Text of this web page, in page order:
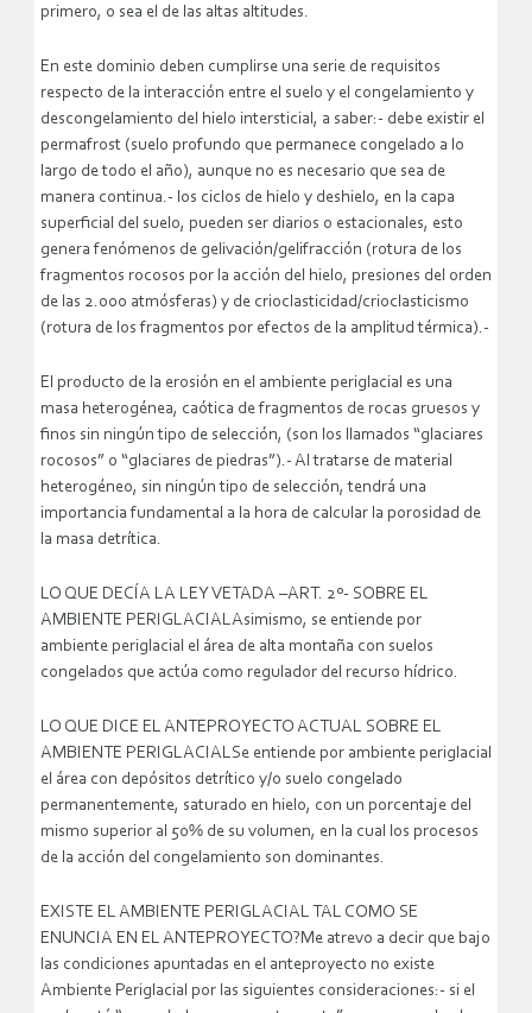
primero, o sea el de las altas altitudes.
En este dominio deben cumplirse una serie de requisitos
respecto de la interacción entre el suelo y el congelamiento y
descongelamiento del hielo intersticial, a saber:- debe existir el
permafrost (suelo profundo que permanece congelado a lo
largo de todo el año), aunque no es necesario que sea de
manera continua.- los ciclos de hielo y deshielo, en la capa
superficial del suelo, pueden ser diarios o estacionales, esto
genera fenómenos de gelivación/gelifracción (rotura de los
fragmentos rocosos por la acción del hielo, presiones del orden
de las 2.000 atmósferas) y de crioclasticidad/crioclasticismo
(rotura de los fragmentos por efectos de la amplitud térmica).-
El producto de la erosión en el ambiente periglacial es una
masa heterogénea, caótica de fragmentos de rocas gruesos y
finos sin ningún tipo de selección, (son los llamados “glaciares
rocosos” o “glaciares de piedras”).- Al tratarse de material
heterogéneo, sin ningún tipo de selección, tendrá una
importancia fundamental a la hora de calcular la porosidad de
la masa detrítica.
LO QUE DECÍA LA LEY VETADA –ART. 2º- SOBRE EL
AMBIENTE PERIGLACIALAsimismo, se entiende por
ambiente periglacial el área de alta montaña con suelos
congelados que actúa como regulador del recurso hídrico.
LO QUE DICE EL ANTEPROYECTO ACTUAL SOBRE EL
AMBIENTE PERIGLACIALSe entiende por ambiente periglacial
el área con depósitos detrítico y/o suelo congelado
permanentemente, saturado en hielo, con un porcentaje del
mismo superior al 50% de su volumen, en la cual los procesos
de la acción del congelamiento son dominantes.
EXISTE EL AMBIENTE PERIGLACIAL TAL COMO SE
ENUNCIA EN EL ANTEPROYECTO?Me atrevo a decir que bajo
las condiciones apuntadas en el anteproyecto no existe
Ambiente Periglacial por las siguientes consideraciones:- si el